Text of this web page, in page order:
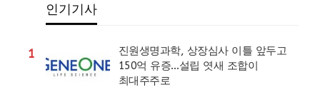
인기기사
1
진원생명과학, 상장심사 이틀 앞두고
150억 유증…설립 엿새 조합이
최대주주로